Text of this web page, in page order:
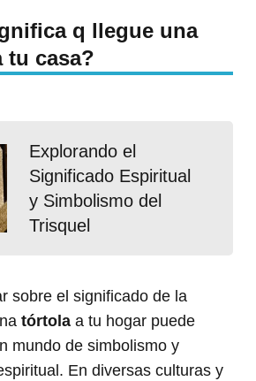
q llegue una
tu casa?
Explorando el
Significado Espiritual
y Simbolismo del
Trisquel
sobre el significado de la
tórtola a tu hogar puede
mundo de simbolismo y
En diversas culturas y